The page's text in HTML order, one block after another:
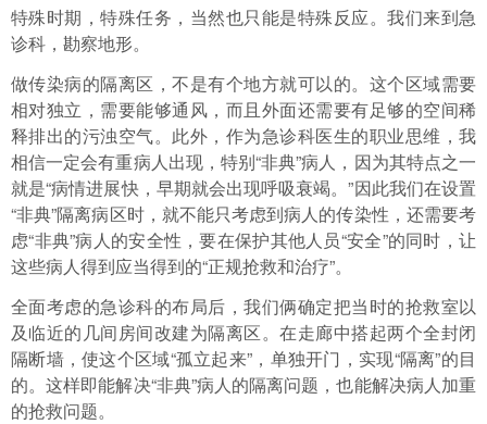
特殊时期，特殊任务，当然也只能是特殊反应。我们来到急
诊科，勘察地形。
做传染病的隔离区，不是有个地方就可以的。这个区域需要
相对独立，需要能够通风，而且外面还需要有足够的空间稀
释排出的污浊空气。此外，作为急诊科医生的职业思维，我
相信一定会有重病人出现，特别“非典”病人，因为其特点之一
就是“病情进展快，早期就会出现呼吸衰竭。”因此我们在设置
“非典”隔离病区时，就不能只考虑到病人的传染性，还需要考
虑“非典”病人的安全性，要在保护其他人员“安全”的同时，让
这些病人得到应当得到的“正规抢救和治疗”。
全面考虑的急诊科的布局后，我们俩确定把当时的抢救室以
及临近的几间房间改建为隔离区。在走廊中搭起两个全封闭
隔断墙，使这个区域“孤立起来”，单独开门，实现“隔离”的目
的。这样即能解决“非典”病人的隔离问题，也能解决病人加重
的抢救问题。